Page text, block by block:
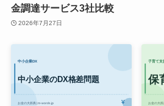
金調達サービス3社比較
2026年7月27日